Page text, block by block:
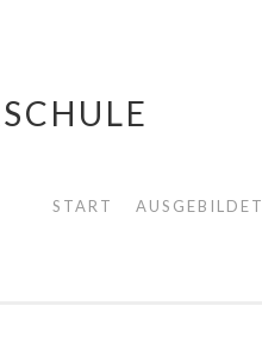
START AUSGEBILDET